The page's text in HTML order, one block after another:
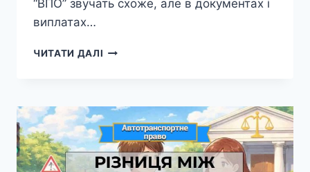
“ВПО” звучать схоже, але в документах і
виплатах…
ЧИТАТИ ДАЛІ РІЗНИЦЯ
ВПО